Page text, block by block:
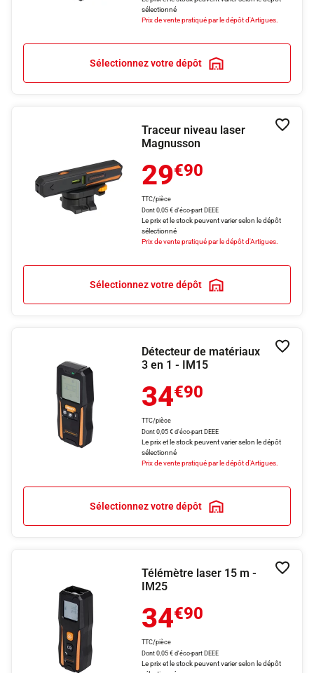
sélectionné
Prix de vente pratiqué par le dépôt d'Artigues.
Sélectionnez votre dépôt
Traceur niveau laser
Magnusson
29€90
TTC/pièce
Dont 0,05 € d'éco-part DEEE
Le prix et le stock peuvent varier selon le dépôt
sélectionné
Prix de vente pratiqué par le dépôt d'Artigues.
Sélectionnez votre dépôt
Détecteur de matériaux
3 en 1 - IM15
34€90
TTC/pièce
Dont 0,05 € d'éco-part DEEE
Le prix et le stock peuvent varier selon le dépôt
sélectionné
Prix de vente pratiqué par le dépôt d'Artigues.
Sélectionnez votre dépôt
Télémètre laser 15 m -
IM25
34€90
TTC/pièce
Dont 0,05 € d'éco-part DEEE
Le prix et le stock peuvent varier selon le dépôt